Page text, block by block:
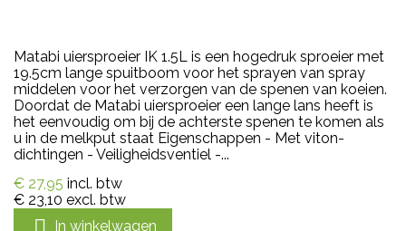
Matabi uiersproeier IK 1.5L is een hogedruk sproeier met
19.5cm lange spuitboom voor het sprayen van spray
middelen voor het verzorgen van de spenen van koeien.
Doordat de Matabi uiersproeier een lange lans heeft is
het eenvoudig om bij de achterste spenen te komen als
u in de melkput staat Eigenschappen - Met viton-
dichtingen - Veiligheidsventiel -...
€ 27,95 incl. btw
€ 23,10 excl. btw
In winkelwagen